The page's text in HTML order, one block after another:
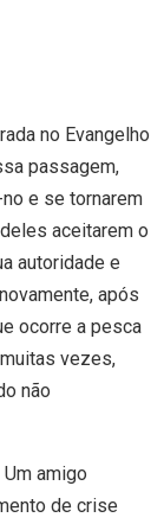
no Evangelho
passagem,
e se tornarem
aceitarem o
autoridade e
após
ocorre a pesca
vezes,
não
amigo
de crise